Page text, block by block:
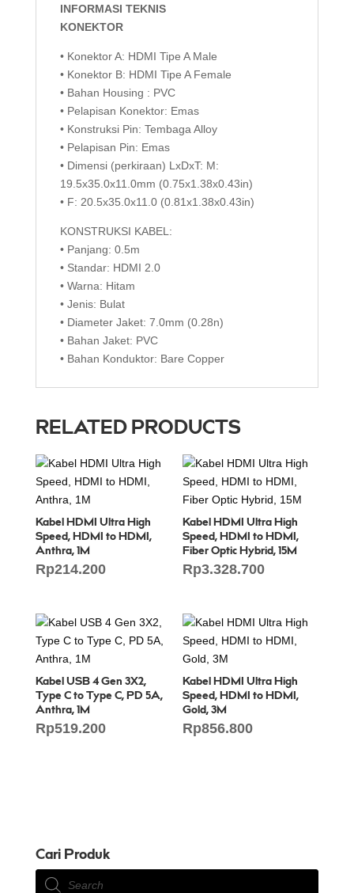
INFORMASI TEKNIS
KONEKTOR
• Konektor A: HDMI Tipe A Male
• Konektor B: HDMI Tipe A Female
• Bahan Housing : PVC
• Pelapisan Konektor: Emas
• Konstruksi Pin: Tembaga Alloy
• Pelapisan Pin: Emas
• Dimensi (perkiraan) LxDxT: M:
19.5x35.0x11.0mm (0.75x1.38x0.43in)
• F: 20.5x35.0x11.0 (0.81x1.38x0.43in)
KONSTRUKSI KABEL:
• Panjang: 0.5m
• Standar: HDMI 2.0
• Warna: Hitam
• Jenis: Bulat
• Diameter Jaket: 7.0mm (0.28n)
• Bahan Jaket: PVC
• Bahan Konduktor: Bare Copper
RELATED PRODUCTS
Kabel HDMI Ultra High
Speed, HDMI to HDMI,
Anthra, 1M
Rp214.200
Kabel HDMI Ultra High
Speed, HDMI to HDMI,
Fiber Optic Hybrid, 15M
Rp3.328.700
Kabel USB 4 Gen 3X2,
Type C to Type C, PD 5A,
Anthra, 1M
Rp519.200
Kabel HDMI Ultra High
Speed, HDMI to HDMI,
Gold, 3M
Rp856.800
Cari Produk
Products
search